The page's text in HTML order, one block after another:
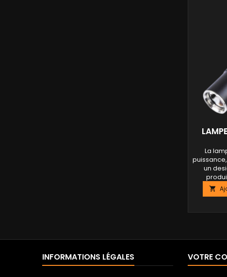
La
un
pour une

INFORMATIONS LÉGALES VOTRE